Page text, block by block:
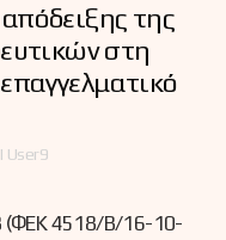
της
στη
User9
4518/Β/16-10-